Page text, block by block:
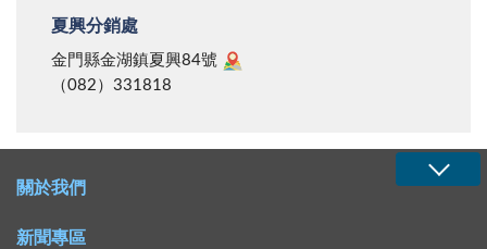
夏興分銷處
金門縣金湖鎮夏興84號
（082）331818
關於我們
新聞專區